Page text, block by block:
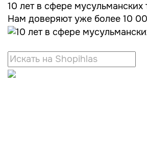
10 лет в сфере мусульманских
Нам доверяют уже более 10